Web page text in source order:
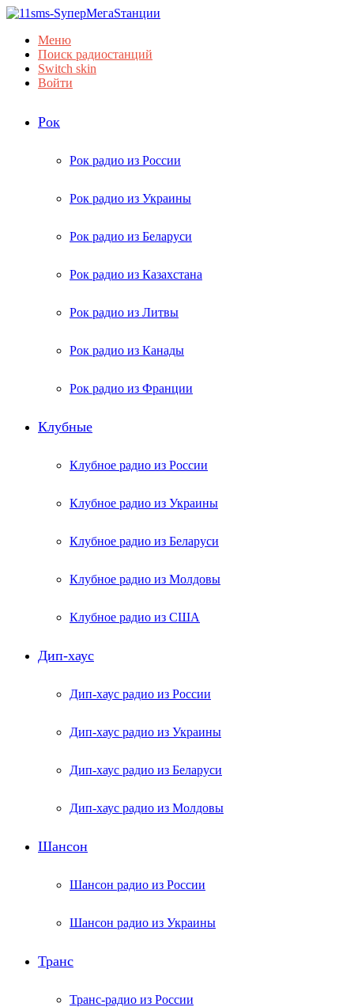
Меню
Поиск радиостанций
Switch skin
Войти
Рок
Рок радио из России
Рок радио из Украины
Рок радио из Беларуси
Рок радио из Казахстана
Рок радио из Литвы
Рок радио из Канады
Рок радио из Франции
Клубные
Клубное радио из России
Клубное радио из Украины
Клубное радио из Беларуси
Клубное радио из Молдовы
Клубное радио из США
Дип-хаус
Дип-хаус радио из России
Дип-хаус радио из Украины
Дип-хаус радио из Беларуси
Дип-хаус радио из Молдовы
Шансон
Шансон радио из России
Шансон радио из Украины
Транс
Транс-радио из России